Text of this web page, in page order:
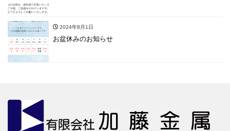
2024年8月1日
お盆休みのお知らせ